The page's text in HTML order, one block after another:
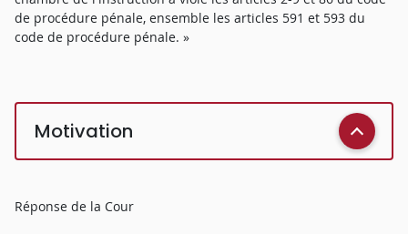
de procédure pénale, ensemble les articles 591 et 593 du
code de procédure pénale. »
Motivation
Réponse de la Cour